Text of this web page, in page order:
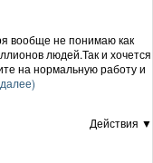
вообще не понимаю как
людей.Так и хочется
на нормальную работу и
Действия ▼